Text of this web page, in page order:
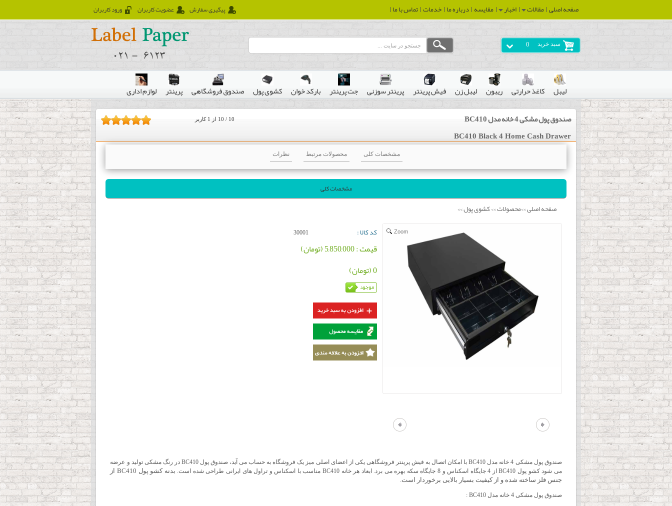
ورود کاربران عضویت کاربران پیگیری سفارش صفحه اصلی مقالات اخبار مقایسه درباره ما خدمات تماس با ما
سبد خرید 0
لیبل کاغذ حرارتی ریبون لیبل زن فیش پرینتر پرینتر سوزنی جت پرینتر بارکد خوان کشوی پول صندوق فروشگاهی پرینتر
لوازم اداری
صندوق پول مشکی 4 خانه مدل BC410
10 / 10 از 1 کاربر
BC410 Black 4 Home Cash Drawer
مشخصات کلی محصولات مرتبط نظرات
مشخصات کلی
صفحه اصلی>>محصولات>>کشوی پول>>
Zoom کد کالا : 30001
قیمت : 5,850,000 (تومان)
0 (تومان)
صندوق پول مشکی 4 خانه مدل BC410 با امکان اتصال به فیش پرینتر فروشگاهی یکی از اعضای اصلی میز یک فروشگاه به حساب می آید، صندوق پول BC410 در رنگ مشکی تولید و عرضه
می شود کشو پول BC410 از 4 جایگاه اسکناس و 8 جایگاه سکه بهره می برد.
ابعاد هر خانه BC410 مناسب با اسکناس و تراول های ایرانی طراحی شده است.
بدنه کشو پول BC410 از
جنس فلز ساخته شده و از کیفیت بسیار بالایی برخوردار است.
صندوق پول مشکی 4 خانه مدل BC410 :